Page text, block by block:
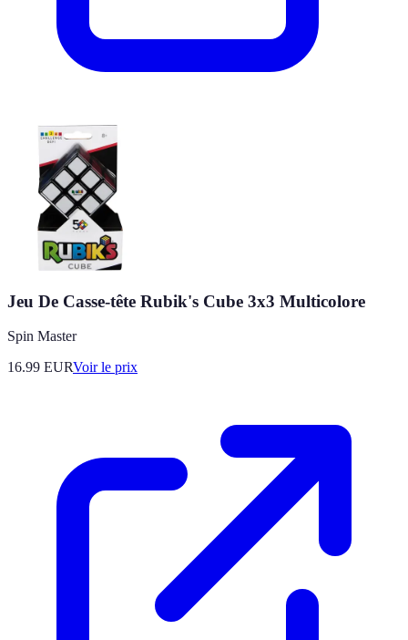
Jeu De Casse-tête Rubik's Cube 3x3 Multicolore
Spin Master
16.99 EURVoir le prix